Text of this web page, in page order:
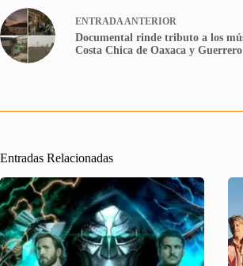
ENTRADAANTERIOR
Documental rinde tributo a los
Costa Chica de Oaxaca y Guerrero
Entradas Relacionadas